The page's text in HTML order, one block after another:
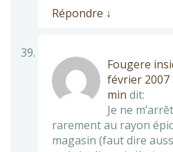
Répondre ↓
Fougere
février 2007
min dit:
Je ne
rarement au rayon
magasin (faut dire